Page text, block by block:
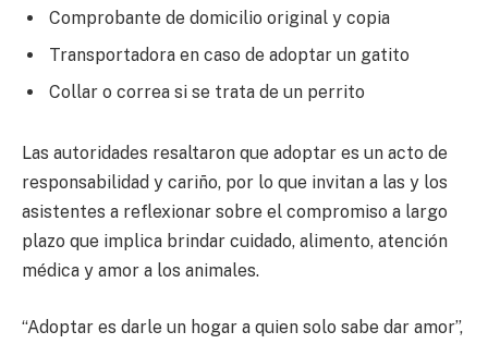
Comprobante de domicilio original y copia
Transportadora en caso de adoptar un gatito
Collar o correa si se trata de un perrito
Las autoridades resaltaron que adoptar es un acto de
responsabilidad y cariño, por lo que invitan a las y los
asistentes a reflexionar sobre el compromiso a largo
plazo que implica brindar cuidado, alimento, atención
médica y amor a los animales.
“Adoptar es darle un hogar a quien solo sabe dar amor”,